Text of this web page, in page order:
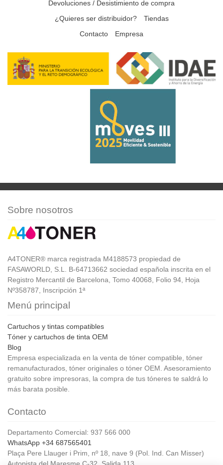
Devoluciones / Desistimiento de compra
¿Quieres ser distribuidor?
Tiendas
Contacto
Empresa
Sobre nosotros
A4TONER® marca registrada M4188573 propiedad de
FASAWORLD, S.L. B-64713662 sociedad española inscrita en el
Registro Mercantil de Barcelona, Tomo 40068, Folio 94, Hoja
Nº358787, Inscripción 1ª
Menú principal
Cartuchos y tintas compatibles
Tóner y cartuchos de tinta OEM
Blog
Empresa especializada en la venta de tóner compatible, tóner
remanufacturados, tóner originales o tóner OEM. Asesoramiento
gratuito sobre impresoras, la compra de tus tóneres te saldrá lo
más barata posible.
Contacto
Departamento Comercial: 937 566 000
WhatsApp +34 687565401
Plaça Pere Llauger i Prim, nº 18, nave 9 (Pol. Ind. Can Misser)